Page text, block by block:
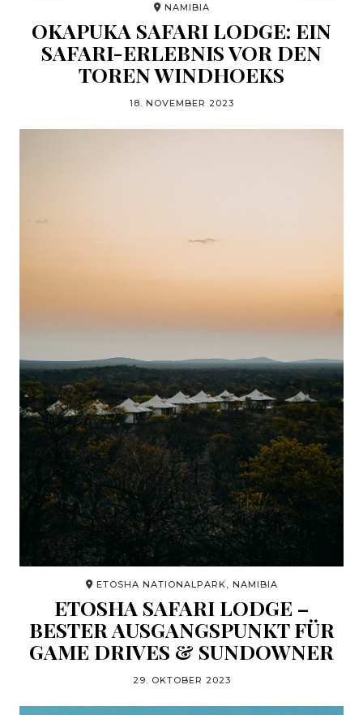
NAMIBIA
OKAPUKA SAFARI LODGE: EIN
SAFARI-ERLEBNIS VOR DEN
TOREN WINDHOEKS
18. NOVEMBER 2023
ETOSHA NATIONALPARK, NAMIBIA
ETOSHA SAFARI LODGE –
BESTER AUSGANGSPUNKT FÜR
GAME DRIVES & SUNDOWNER
29. OKTOBER 2023